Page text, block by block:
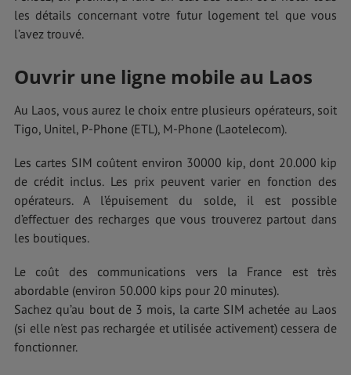
les détails concernant votre futur logement tel que vous
l’avez trouvé.
Ouvrir une ligne mobile au Laos
Au Laos, vous aurez le choix entre plusieurs opérateurs, soit
Tigo, Unitel, P-Phone (ETL), M-Phone (Laotelecom).
Les cartes SIM coûtent environ 30000 kip, dont 20.000 kip
de crédit inclus. Les prix peuvent varier en fonction des
opérateurs. A l’épuisement du solde, il est possible
d’effectuer des recharges que vous trouverez partout dans
les boutiques.
Le coût des communications vers la France est très
abordable (environ 50.000 kips pour 20 minutes).
Sachez qu’au bout de 3 mois, la carte SIM achetée au Laos
(si elle n'est pas rechargée et utilisée activement) cessera de
fonctionner.